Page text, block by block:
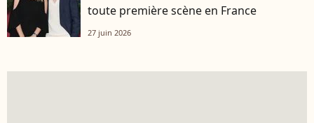
toute première scène en France
27 juin 2026